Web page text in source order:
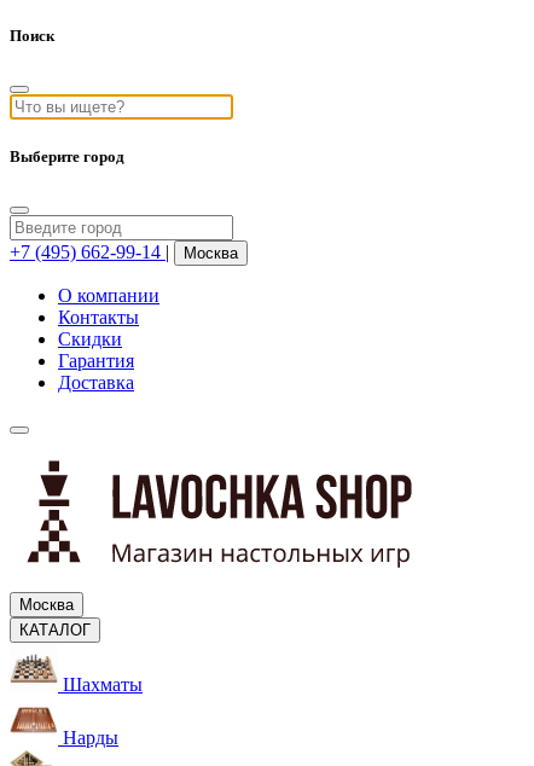
Поиск
Выберите город
+7 (495) 662-99-14 | Москва
О компании
Контакты
Скидки
Гарантия
Доставка
Москва
КАТАЛОГ
Шахматы
Нарды